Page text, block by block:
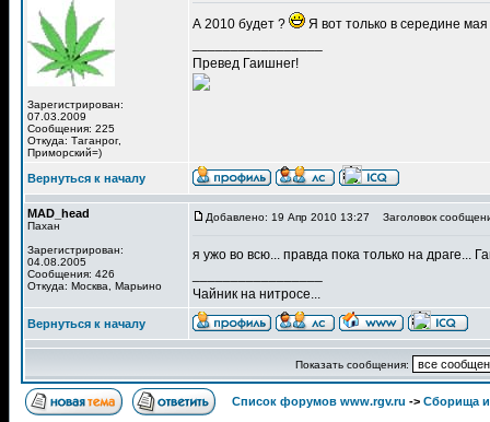
Зарегистрирован:
07.03.2009
Сообщения: 225
Откуда: Таганрог,
Приморский=)
А 2010 будет ?
Я вот только в середине
Превед Гаишнег!
Вернуться к началу
MAD_head
Пахан
Зарегистрирован:
04.08.2005
Сообщения: 426
Откуда: Москва, Марьино
Добавлено: 19 Апр 2010 13:27 Заголовок
я ужо во всю... правда пока только на драге...
Чайник на нитросе...
Вернуться к началу
Показать сообщения:
Список форумов www.rgv.ru -> Сборища и